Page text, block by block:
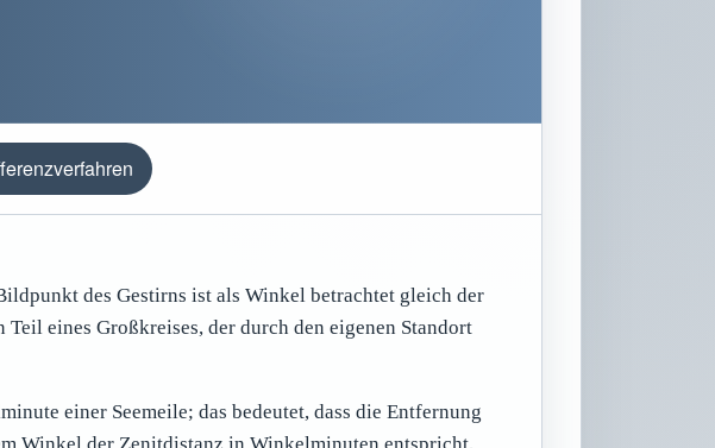
des Gestirns ist als Winkel betrachtet gleich der
eines Großkreises, der durch den eigenen Standort
einer Seemeile; das bedeutet, dass die Entfernung